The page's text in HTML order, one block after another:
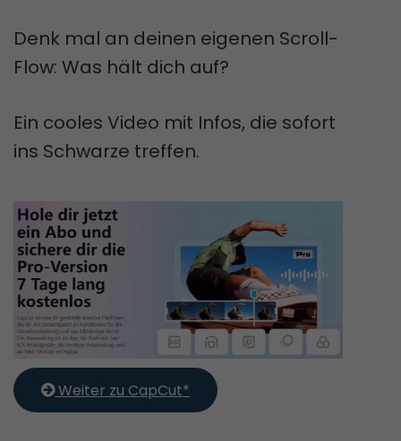
Denk mal an deinen eigenen Scroll-
Flow: Was hält dich auf?
Ein cooles Video mit Infos, die sofort
ins Schwarze treffen.
Weiter zu CapCut*